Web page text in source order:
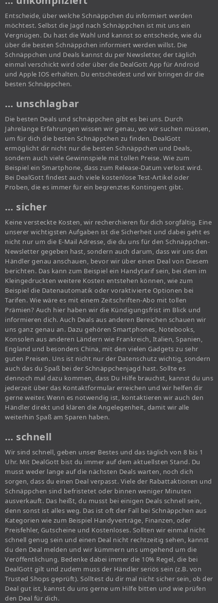
Entscheide, über welche Schnäppchen du informiert werden
möchtest. Selbst die Jagd nach Schnäppchen ist mit uns ein
Vergnügen. Du hast die Wahl und kannst so entscheide, wie du
über die besten Schnäppchen informiert werden willst. Die
Schnäppchen und Deals kannst du per Newsletter, der täglich
einmal verschickt wird oder über die DealGott App für Android
und Apple IOS erhalten. Du entscheidest und wir bringen dir die
besten Schnäppchen.
… unschlagbar
Die besten Deals und schnäppchen gibt es bei uns. Durch
Jahrelange Erfahrungen wissen wir genau, wo wir suchen müssen,
um für dich die besten Schnäppchen zu finden. DealGott
ermöglicht dir nicht nur die besten Schnäppchen und Deals,
sondern auch viele Gewinnspiele mit tollen Preise. Wie zum
Beispiel ein Smartphone, dass zum Release-Datum verlost wird.
Bei DealGott findest auch viele kostenlose Test-Artikel oder
Proben, die es immer für ein begrenztes Kontingent gibt.
… sicher
Keine versteckte Kosten, wir recherchieren für dich sorgfältig. Eine
unserer wichtigsten Aufgaben ist die Sicherheit und dabei geht es
nicht nur um die E-Mail Adresse, die du uns für den Schnäppchen-
Newsletter gegeben hast, sondern auch darum, dass wir uns den
Händler genau anschauen, bevor wir über einen Deal von Diesem
berichten. Das kann zum Beispiel ein Handytarif sein, bei dem im
Kleingedruckten weitere Kosten entstehen können, wie zum
Beispiel die Datenautomatik oder voraktivierte Optionen bei
Tarifen. Wie wäre es mit einem Zeitschriften-Abo mit tollen
Prämien? Auch hier haben wir die Kündigungsfrist im Blick und
informieren dich. Auch Deals aus anderen Bereichen schauen wir
uns ganz genau an. Dazu gehören Smartphones, Notebooks,
Konsolen aus anderen Ländern wie Frankreich, Italien, Spanien,
England und besonders China, mit den vielen Gadgets zu sehr
guten Preisen. Uns ist nicht nur der Datenschutz wichtig, sondern
auch das du Spaß bei der Schnäppchenjagd hast. Sollte es
dennoch mal dazu kommen, dass Du Hilfe brauchst, kannst du uns
jederzeit über das Kontaktformular erreichen und wir helfen dir
gerne weiter. Wenn es notwendig ist, kontaktieren wir auch den
Händler direkt und klären die Angelegenheit, damit wir alle
weiterhin Spaß am Sparen haben.
… schnell
Wir sind schnell, geben unser Bestes und das täglich von 8 bis 1
Uhr. Mit DealGott bist du immer auf dem aktuellsten Stand. Du
musst weder lange auf die nächsten Deals warten, noch dich
sorgen, dass du einen Deal verpasst. Viele der Rabattaktionen und
Schnäppchen sind befristetet oder binnen weniger Minuten
ausverkauft. Das heißt, du musst bei einigen Deals schnell sein,
denn sonst ist alles weg. Das ist oft der Fall bei Schnäppchen aus
Kategorien wie zum Beispiel Handyverträge, Finanzen, oder
Preisfehler, Gutscheine und Kostenloses. Sollten wir einmal nicht
schnell genug sein und einen Deal nicht rechtzeitig sehen, kannst
du den Deal melden und wir kümmern uns umgehend um die
Veröffentlichung. Bedenke dabei immer die 10% Regel, die bei
DealGott gilt und zudem muss der Händler seriös sein (z.B. von
Trusted Shops geprüft). Solltest du dir mal nicht sicher sein, ob der
Deal gut ist, kannst du uns gerne um Hilfe bitten und wie prüfen
den Deal für dich.